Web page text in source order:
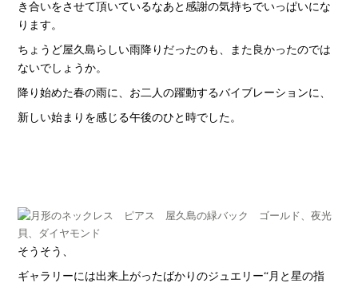
き合いをさせて頂いているなあと感謝の気持ちでいっぱいにな
ります。
ちょうど屋久島らしい雨降りだったのも、また良かったのでは
ないでしょうか。
降り始めた春の雨に、お二人の躍動するバイブレーションに、
新しい始まりを感じる午後のひと時でした。
そうそう、
ギャラリーには出来上がったばかりのジュエリー“月と星の指